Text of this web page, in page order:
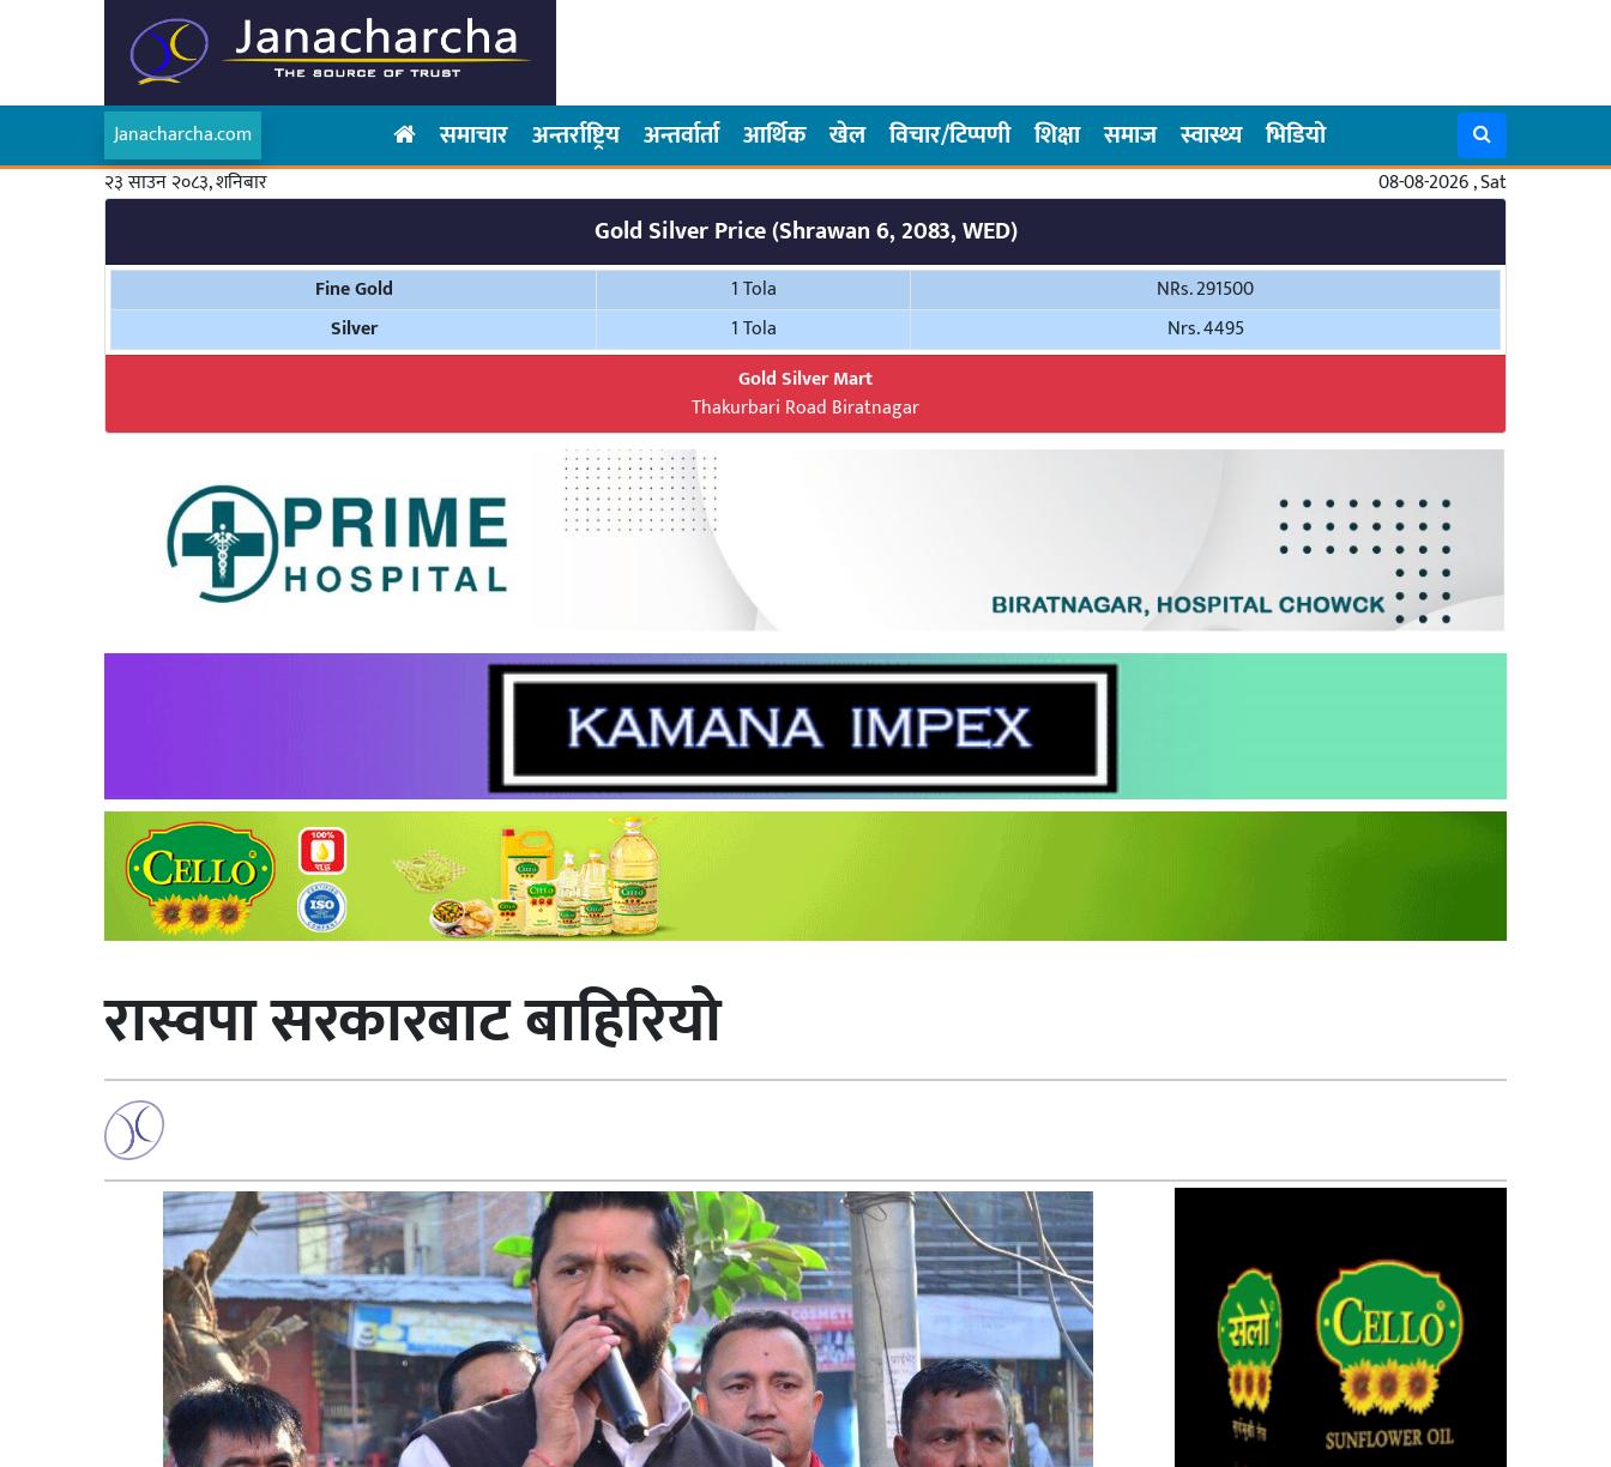
Janacharcha.com समाचार अन्तर्राष्ट्रिय अन्तर्वार्ता आर्थिक खेल विचार/टिप्पणी शिक्षा समाज स्वास्थ्य भिडियो
२३ साउन २०८३, शनिबार 08-08-2026 , Sat
Gold Silver Price (Shrawan 6, 2083, WED)
Fine Gold 1 Tola
NRs. 291500
Silver
1 Tola
Nrs. 4495
Gold Silver Mart
Thakurbari Road Biratnagar
रास्वपा सरकारबाट बाहिरियो